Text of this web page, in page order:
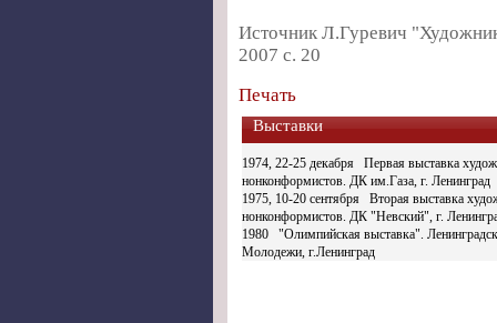
Источник Л.Гуревич
2007 с. 20
Печать
Выставки
1974, 22-25 декабря Первая выставка
нонконформистов. ДК им.Газа, г. Ленинград
1975, 10-20 сентября Вторая выставка
нонконформистов. ДК "Невский", г.
1980 "Олимпийская выставка".
Молодежи, г.Ленинград